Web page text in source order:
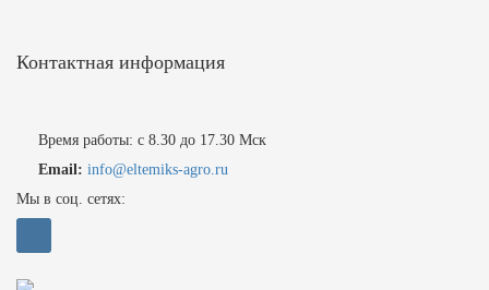
Контактная информация
Время работы: с 8.30 до 17.30 Мск
Email: info@eltemiks-agro.ru
Мы в соц. сетях: